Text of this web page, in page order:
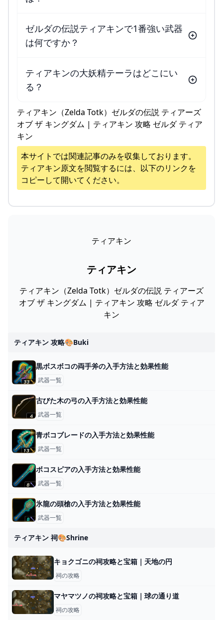
ゼルダの伝説ティアキンで1番強い武器
は何ですか？
ティアキンの大妖精テーラはどこにい
る？
ティアキン（Zelda Totk）ゼルダの伝説 ティアーズ
オブ ザ キングダム | ティアキン 攻略 ゼルダ ティア
キン
本サイトでは関連記事のみを収集しております。
ティアキン原文を閲覧するには、以下のリンクを
コピーして開いてください。
ティアキン
ティアキン
ティアキン（Zelda Totk）ゼルダの伝説 ティアーズ
オブ ザ キングダム | ティアキン 攻略 ゼルダ ティア
キン
ティアキン 攻略🎨buki
黒ボスボコの両手斧の入手方法と効果性能
武器一覧
古びた木の弓の入手方法と効果性能
武器一覧
青ボコブレードの入手方法と効果性能
武器一覧
ボコスピアの入手方法と効果性能
武器一覧
氷龍の頭槍の入手方法と効果性能
武器一覧
ティアキン 祠🎨shrine
キョクゴニの祠攻略と宝箱｜天地の円
祠の攻略
マヤマツノの祠攻略と宝箱｜球の通り道
祠の攻略